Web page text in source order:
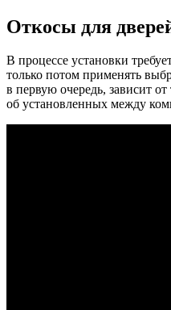
Откосы для
В процессе установки
только потом применять
в первую очередь, зависит
об установленных между